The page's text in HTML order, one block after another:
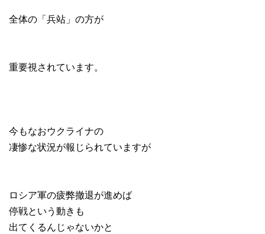
全体の「兵站」の方が
重要視されています。
今もなおウクライナの
凄惨な状況が報じられていますが
ロシア軍の疲弊撤退が進めば
停戦という動きも
出てくるんじゃないかと